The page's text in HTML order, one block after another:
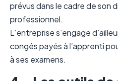
prévus dans le cadre de son
professionnel.
L’entreprise s’engage
congés payés à l’apprenti
à ses examens.